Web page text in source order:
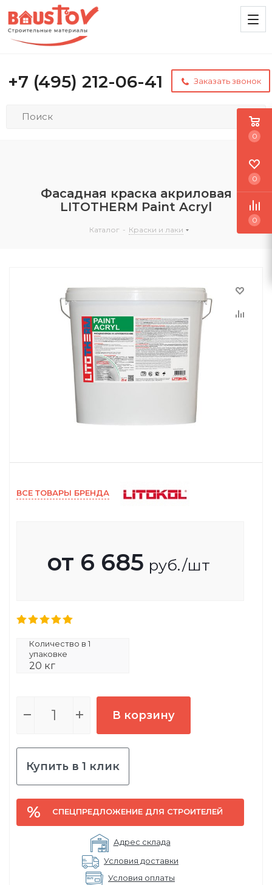
+7 (495) 212-06-41 Заказать звонок
Фасадная краска акриловая
LITOTHERM Paint Acryl
Каталог - Краски и лаки
ВСЕ ТОВАРЫ БРЕНДА
от 6 685 руб./шт
Количество в 1
упаковке
20 кг
В корзину
Купить в 1 клик
СПЕЦПРЕДЛОЖЕНИЕ ДЛЯ СТРОИТЕЛЕЙ
Адрес склада
Условия доставки
Условия оплаты
0
0
0